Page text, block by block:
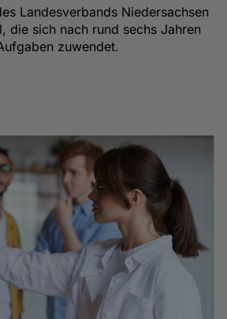
Landesverbands Niedersachsen
die sich nach rund sechs Jahren
zuwendet.